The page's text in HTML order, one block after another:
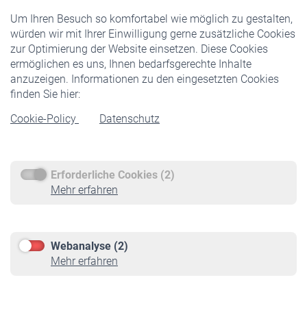
Um Ihren Besuch so komfortabel wie möglich zu gestalten,
würden wir mit Ihrer Einwilligung gerne zusätzliche Cookies
zur Optimierung der Website einsetzen. Diese Cookies
ermöglichen es uns, Ihnen bedarfsgerechte Inhalte
anzuzeigen. Informationen zu den eingesetzten Cookies
finden Sie hier:
Cookie-Policy
Datenschutz
Erforderliche Cookies (2)
Mehr erfahren
Webanalyse (2)
Mehr erfahren
Staatliche Förderung
Veranstaltungen
Rentner
Rentenbeginn
Rente beantragen
Service
Informationen
Online-Rechner
VBLnewsletter